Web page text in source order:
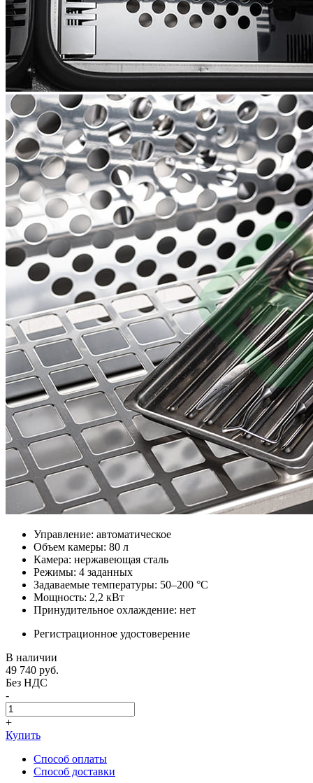
Управление: автоматическое
Объем камеры: 80 л
Камера: нержавеющая сталь
Режимы: 4 заданных
Задаваемые температуры: 50–200 °C
Мощность: 2,2 кВт
Принудительное охлаждение: нет
Регистрационное удостоверение
В наличии
49 740 руб.
Без НДС
-
+
Купить
Способ оплаты
Способ доставки